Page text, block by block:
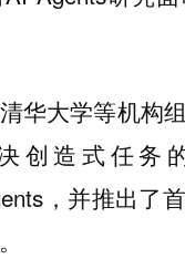
华大学等机构
创造式任
，并推出了